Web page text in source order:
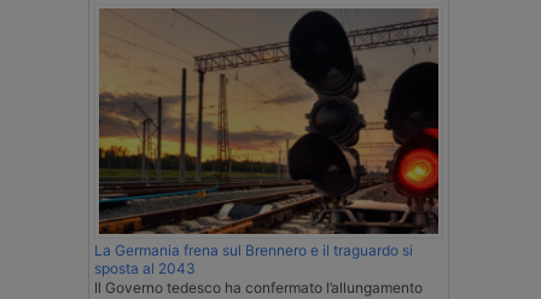
La Germania frena sul Brennero e il traguardo si
sposta al 2043
Il Governo tedesco ha confermato l’allungamento